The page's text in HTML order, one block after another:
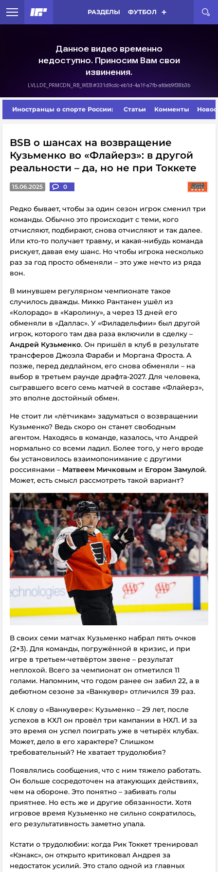
РАЗДЕЛЫ ФУТБОЛ
Иностранцы о спорте России: Статьи Комменты
BSB о шансах на возвращение
Кузьменко во «Флайерз»: в другой
реальности – да, но не при Токкете
15.06.2025 0
Редко бывает, чтобы за один сезон игрок сменил три
команды. Обычно это происходит с теми, кого
отчисляют, подбирают, снова отчисляют и так далее.
Или кто-то получает травму, и какая-нибудь команда
рискует, давая ему шанс. Но чтобы игрока несколько
раз за год просто обменяли – это уже нечто из ряда
вон.
В минувшем регулярном чемпионате такое
случилось дважды. Микко Рантанен ушёл из
«Колорадо» в «Каролину», а через 13 дней его
обменяли в «Даллас». У «Филадельфии» был другой
игрок, которого там два раза включили в сделку –
Андрей Кузьменко. Он пришёл в клуб в результате
трансферов Джоэла Фараби и Моргана Фроста. А
позже, перед дедлайном, его снова обменяли – на
выбор в третьем раунде драфта-2027. Для человека,
сыгравшего всего семь матчей в составе «Флайерз»,
это вполне достойный обмен.
Не стоит ли «лётчикам» задуматься о возвращении
Кузьменко? Ведь скоро он станет свободным
агентом. Находясь в команде, казалось, что Андрей
нормально со всеми ладил. Более того, у него вроде
бы установилось взаимопонимание с другими
россиянами – Матвеем Мичковым и Егором Замулой.
Может, есть смысл рассмотреть такой вариант?
В своих семи матчах Кузьменко набрал пять очков
(2+3). Для команды, погружённой в кризис, и при
игре в третьем-четвёртом звене – результат
неплохой. Всего за чемпионат он отметился 11
голами. Напомним, что годом ранее он забил 22, а в
дебютном сезоне за «Ванкувер» отличился 39 раз.
К слову о «Ванкувере»: Кузьменко – 29 лет, после
успехов в КХЛ он провёл три кампании в НХЛ. И за
это время он успел поиграть уже в четырёх клубах.
Может, дело в его характере? Слишком
требовательный? Не хватает трудолюбия?
Появлялись сообщения, что с ним тяжело работать.
Он больше сосредоточен на атакующих действиях,
чем на обороне. Это понятно – забивать голы
приятнее. Но есть же и другие обязанности. Хотя
игровое время Кузьменко не сильно сократилось,
его результативность заметно упала.
Кстати о трудолюбии: когда Рик Токкет тренировал
«Кэнакс», он открыто критиковал Андрея за
недостаток усилий. Это стало одной из главных